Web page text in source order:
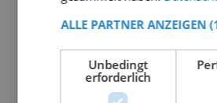
ALLE PARTNER ANZEIGEN
Unbedingt
erforderlich